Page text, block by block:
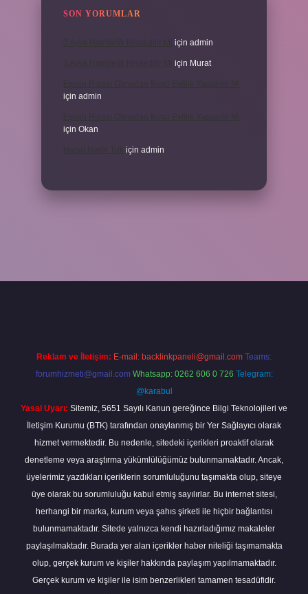
SON YORUMLAR
için admin
için Murat
için admin
için Okan
için admin
Reklam ve İletişim: E-mail: backlinkpaneli@gmail.com Teams:
forumhizmeti@gmail.com Whatsapp: 0262 606 0 726 Telegram:
@karabul
Yasal Uyarı: Sitemiz, 5651 Sayılı Kanun gereğince Bilgi Teknolojileri ve
İletişim Kurumu (BTK) tarafından onaylanmış bir Yer Sağlayıcı olarak
hizmet vermektedir. Bu nedenle, sitedeki içerikleri proaktif olarak
denetleme veya araştırma yükümlülüğümüz bulunmamaktadır. Ancak,
üyelerimiz yazdıkları içeriklerin sorumluluğunu taşımakta olup, siteye
üye olarak bu sorumluluğu kabul etmiş sayılırlar. Bu internet sitesi,
herhangi bir marka, kurum veya şahıs şirketi ile hiçbir bağlantısı
bulunmamaktadır. Sitede yalnızca kendi hazırladığımız makaleler
paylaşılmaktadır. Burada yer alan içerikler haber niteliği taşımamakta
olup, gerçek kurum ve kişiler hakkında paylaşım yapılmamaktadır.
Gerçek kurum ve kişiler ile isim benzerlikleri tamamen tesadüfidir.